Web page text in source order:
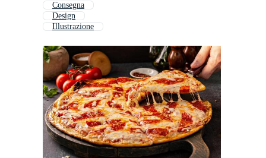
Consegna
Design
Illustrazione